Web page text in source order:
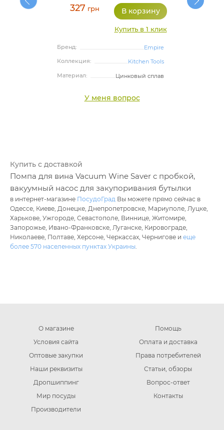
пробки. Вот и все, бутылка надежно
327 грн
Купить в 1 клик
Бренд:
Empire
Коллекция:
Kitchen Tools
Материал:
Цинковый сплав
У меня вопрос
Купить с доставкой
Помпа для вина Vacuum Wine Saver с пробкой,
вакуумный насос для закупоривания бутылки
в интернет-магазине ПосудоГрад Вы можете прямо сейчас в
Одессе, Киеве, Донецке, Днепропетровске, Мариуполе, Луцке,
Харькове, Ужгороде, Севастополе, Виннице, Житомире,
Запорожье, Ивано-Франковске, Луганске, Кировограде,
Николаеве, Полтаве, Херсоне, Черкассах, Чернигове и еще
более 570 населенных пунктах Украины.
О магазине
Условия сайта
Оптовые закупки
Наши реквизиты
Дропшиппинг
Мир посуды
Производители
Помощь
Оплата и доставка
Права потребителей
Статьи, обзоры
Вопрос-ответ
Контакты